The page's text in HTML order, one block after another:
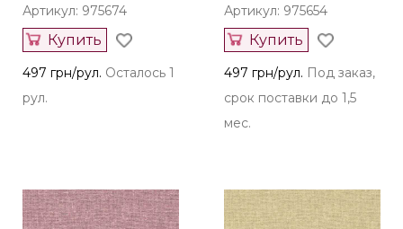
Артикул: 975674
Купить
497 грн/рул. Осталось 1
рул.
Артикул: 975654
Купить
497 грн/рул. Под заказ,
срок поставки до 1,5
мес.